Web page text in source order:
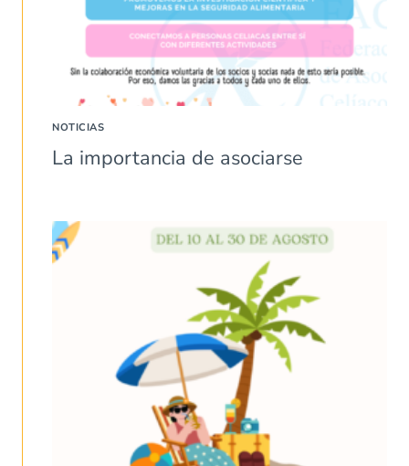
NOTICIAS
La importancia de asociarse